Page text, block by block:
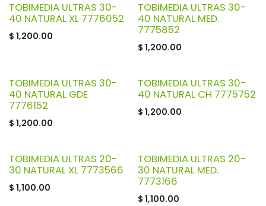
TOBIMEDIA ULTRAS 30-
40 NATURAL XL 7776052
$ 1,200.00
TOBIMEDIA ULTRAS 30-
40 NATURAL MED.
7775852
$ 1,200.00
TOBIMEDIA ULTRAS 30-
40 NATURAL GDE
7776152
$ 1,200.00
TOBIMEDIA ULTRAS 30-
40 NATURAL CH 7775752
$ 1,200.00
TOBIMEDIA ULTRAS 20-
30 NATURAL XL 7773566
$ 1,100.00
TOBIMEDIA ULTRAS 20-
30 NATURAL MED.
7773166
$ 1,100.00